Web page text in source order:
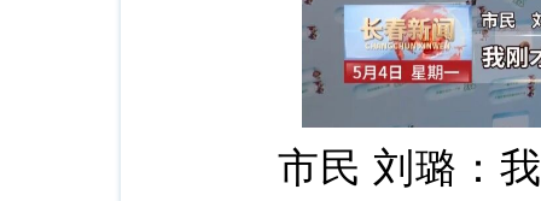
市民 刘璐：我